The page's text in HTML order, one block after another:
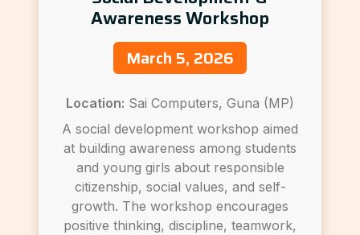
Awareness Workshop
March 5, 2026
Location: Sai Computers, Guna (MP)
A social development workshop aimed
at building awareness among students
and young girls about responsible
citizenship, social values, and self-
growth. The workshop encourages
positive thinking, discipline, teamwork,